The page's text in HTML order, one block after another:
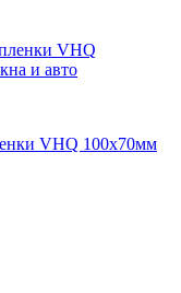
VHQ 100х70мм